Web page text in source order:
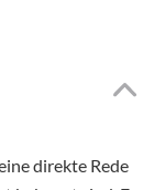
direkte Rede